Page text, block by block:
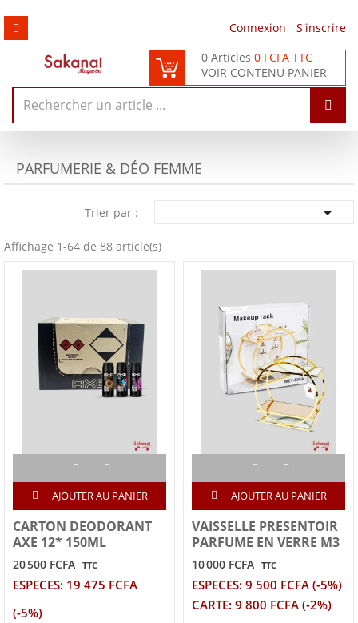
Connexion
S'inscrire
0 Articles0 FCFA TTC
VOIR CONTENU PANIER
PARFUMERIE & DÉO FEMME
Trier par : 
Affichage 1-64 de 88 article(s)
AJOUTER AU PANIER
CARTON DEODORANT
AXE 12* 150ML
20 500 FCFA TTC
ESPECES: 19 475 FCFA
(-5%)
AJOUTER AU PANIER
VAISSELLE PRESENTOIR
PARFUME EN VERRE M3
10 000 FCFA TTC
ESPECES: 9 500 FCFA (-5%)
CARTE: 9 800 FCFA (-2%)